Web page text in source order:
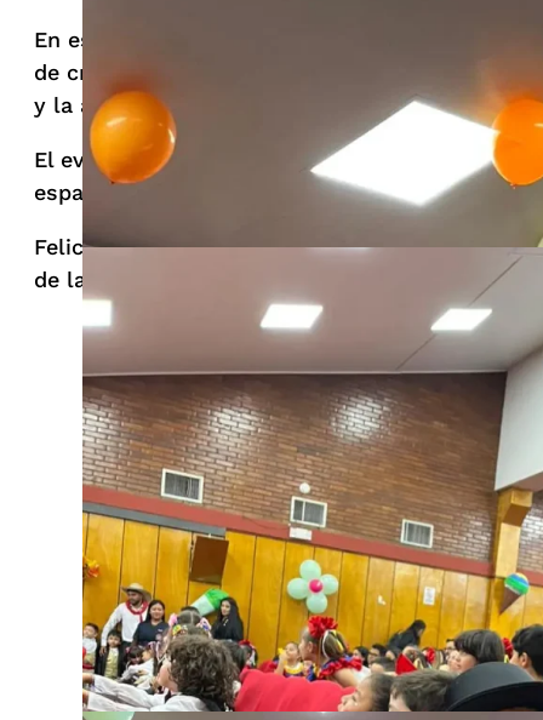
En esta ocasión, los protagonistas fueron
de creatividad y entusiasmo. Música, teatro,
y la alegría de nuestros más pequeños.
El evento se vivió en un ambiente de
espacio de celebración y reconocimiento al
Felicitamos a todos los participantes y
de la Universidad Libre con la formación